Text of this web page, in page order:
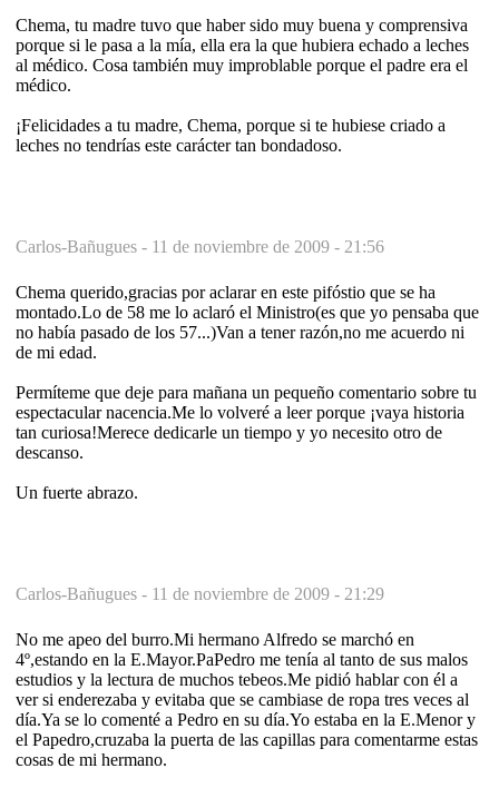
Chema, tu madre tuvo que haber sido muy buena y comprensiva
porque si le pasa a la mía, ella era la que hubiera echado a leches
al médico. Cosa también muy improblable porque el padre era el
médico.
¡Felicidades a tu madre, Chema, porque si te hubiese criado a
leches no tendrías este carácter tan bondadoso.
Carlos-Bañugues - 11 de noviembre de 2009 - 21:56
Chema querido,gracias por aclarar en este pifóstio que se ha
montado.Lo de 58 me lo aclaró el Ministro(es que yo pensaba que
no había pasado de los 57...)Van a tener razón,no me acuerdo ni
de mi edad.
Permíteme que deje para mañana un pequeño comentario sobre tu
espectacular nacencia.Me lo volveré a leer porque ¡vaya historia
tan curiosa!Merece dedicarle un tiempo y yo necesito otro de
descanso.
Un fuerte abrazo.
Carlos-Bañugues - 11 de noviembre de 2009 - 21:29
No me apeo del burro.Mi hermano Alfredo se marchó en
4º,estando en la E.Mayor.PaPedro me tenía al tanto de sus malos
estudios y la lectura de muchos tebeos.Me pidió hablar con él a
ver si enderezaba y evitaba que se cambiase de ropa tres veces al
día.Ya se lo comenté a Pedro en su día.Yo estaba en la E.Menor y
el Papedro,cruzaba la puerta de las capillas para comentarme estas
cosas de mi hermano.